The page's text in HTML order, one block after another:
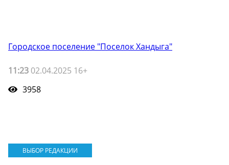
Городское поселение "Поселок Хандыга"
11:23 02.04.2025 16+
3958
ВЫБОР РЕДАКЦИИ